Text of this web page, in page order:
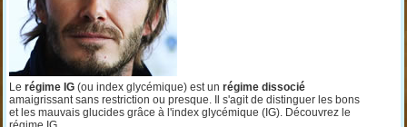
Le régime IG(ou index glycémique) est un régime dissocié
amaigrissant sans restriction ou presque. Il s'agit de distinguer les bons
et les mauvais glucides grâce à l'index glycémique (IG). Découvrez le